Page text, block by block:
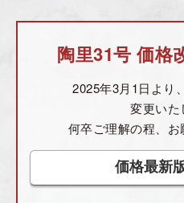
陶里31号 価格
2025年3月1日より
変更いた
何卒ご理解の程、お
価格最新